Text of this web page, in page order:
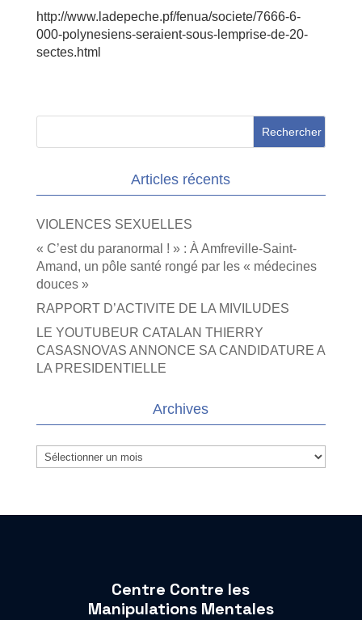
http://www.ladepeche.pf/fenua/societe/7666-6-
000-polynesiens-seraient-sous-lemprise-de-20-
sectes.html
Articles récents
VIOLENCES SEXUELLES
« C’est du paranormal ! » : À Amfreville-Saint-
Amand, un pôle santé rongé par les « médecines
douces »
RAPPORT D’ACTIVITE DE LA MIVILUDES
LE YOUTUBEUR CATALAN THIERRY
CASASNOVAS ANNONCE SA CANDIDATURE A
LA PRESIDENTIELLE
Archives
Archives
Centre Contre les
Manipulations Mentales